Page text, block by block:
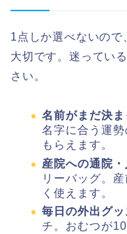
1点しか選べないの
大切です。迷ってい
さい。
名前がまだ決
名字に合う運
もらえます。
産院への通院
リーバッグ。
く使えます。
毎日の外出グ
チ。おむつが